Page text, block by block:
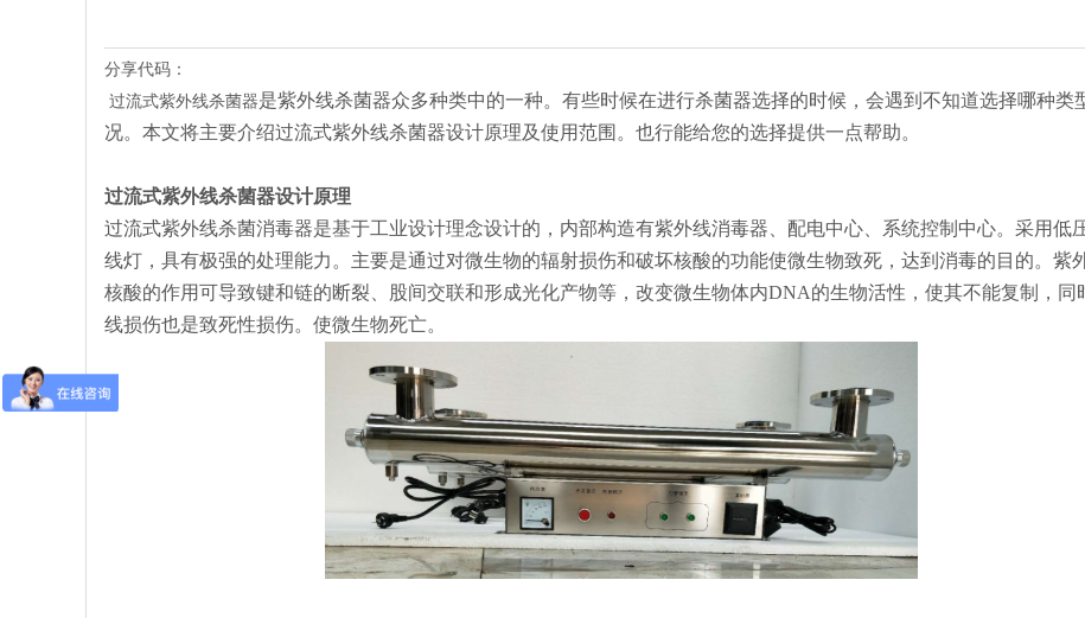
分享代码：
过流式紫外线杀菌器是紫外线杀菌器众多种类中的一种。有些时候在进行杀菌器选择的时候，会遇到不知道选择哪种类
况。本文将主要介绍过流式紫外线杀菌器设计原理及使用范围。也行能给您的选择提供一点帮助。
过流式紫外线杀菌器设计原理
过流式紫外线杀菌消毒器是基于工业设计理念设计的，内部构造有紫外线消毒器、配电中心、系统控制中心。采用低
线灯，具有极强的处理能力。主要是通过对微生物的辐射损伤和破坏核酸的功能使微生物致死，达到消毒的目的。紫
核酸的作用可导致键和链的断裂、股间交联和形成光化产物等，改变微生物体内DNA的生物活性，使其不能复制，同
线损伤也是致死性损伤。使微生物死亡。